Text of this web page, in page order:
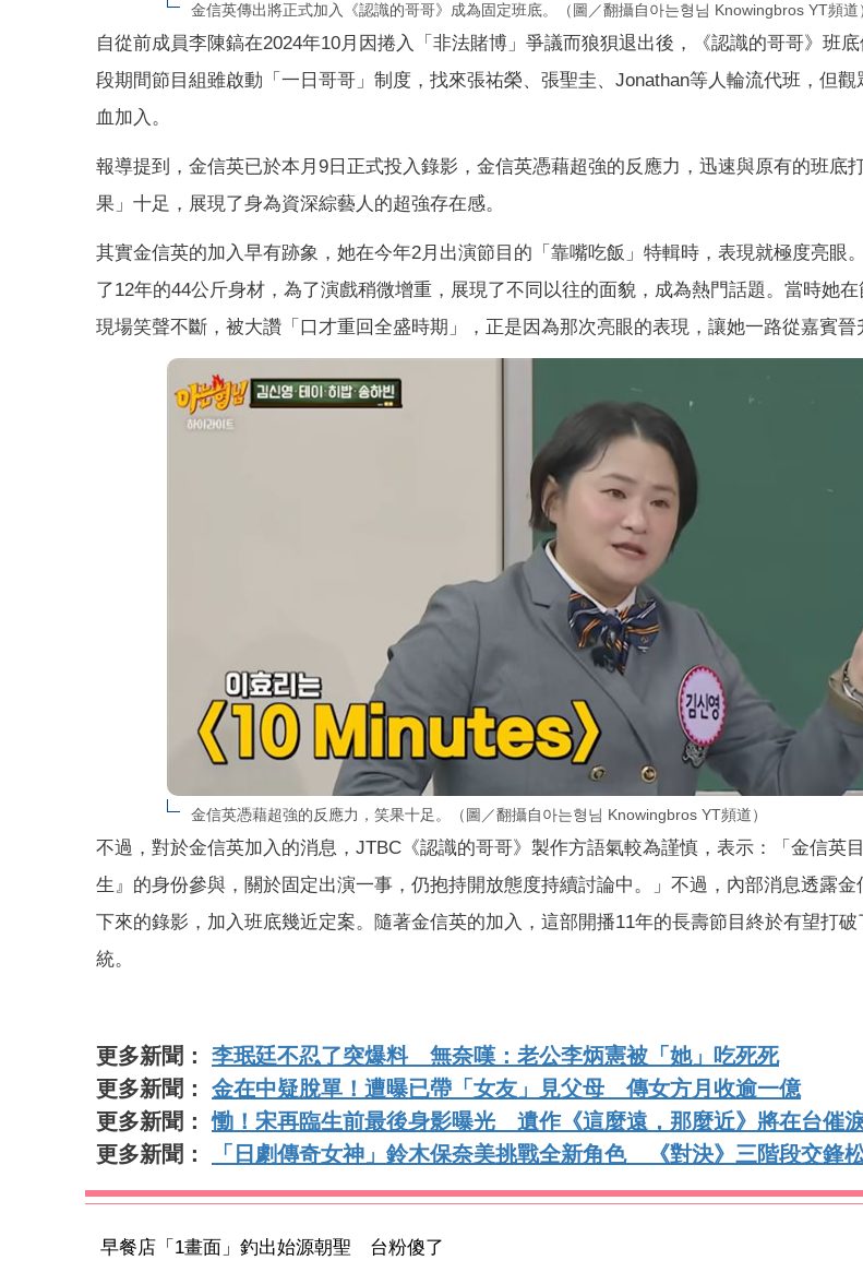
金信英傳出將正式加入《認識的哥哥》成為固定班底。（圖／翻攝自아는형님 Knowingbros YT頻道
自從前成員李陳鎬在2024年10月因捲入「非法賭博」爭議而狼狽退出後，《認識的哥哥》班
段期間節目組雖啟動「一日哥哥」制度，找來張祐榮、張聖圭、Jonathan等人輪流代班，但
血加入。
報導提到，金信英已於本月9日正式投入錄影，金信英憑藉超強的反應力，迅速與原有的班底
果」十足，展現了身為資深綜藝人的超強存在感。
其實金信英的加入早有跡象，她在今年2月出演節目的「靠嘴吃飯」特輯時，表現就極度亮眼
了12年的44公斤身材，為了演戲稍微增重，展現了不同以往的面貌，成為熱門話題。當時她
現場笑聲不斷，被大讚「口才重回全盛時期」，正是因為那次亮眼的表現，讓她一路從嘉賓晉
金信英憑藉超強的反應力，笑果十足。（圖／翻攝自아는형님 Knowingbros YT頻道）
不過，對於金信英加入的消息，JTBC《認識的哥哥》製作方語氣較為謹慎，表示：「金信英
生』的身份參與，關於固定出演一事，仍抱持開放態度持續討論中。」不過，內部消息透露
下來的錄影，加入班底幾近定案。隨著金信英的加入，這部開播11年的長壽節目終於有望打
統。
更多新聞： 李珉廷不忍了突爆料 無奈嘆：老公李炳憲被「她」吃死死
更多新聞： 金在中疑脫單！遭曝已帶「女友」見父母 傳女方月收逾一億
更多新聞：慟！宋再臨生前最後身影曝光 遺作《這麼遠，那麼近》將在台催
更多新聞：
「日劇傳奇女神」鈴木保奈美挑戰全新角色 《對決》三階段交鋒
早餐店「1畫面」釣出始源朝聖 台粉傻了